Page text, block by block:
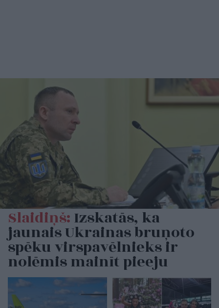
Slaidiņš:Izskatās, ka
jaunais Ukrainas bruņoto
spēku virspavēlnieks ir
nolēmis mainīt pieeju